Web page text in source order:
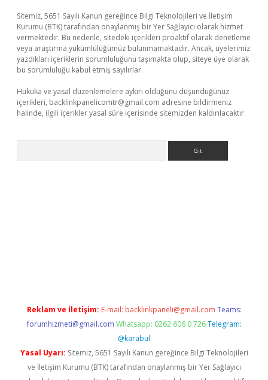
Sitemiz, 5651 Sayılı Kanun gereğince Bilgi Teknolojileri ve İletişim
Kurumu (BTK) tarafından onaylanmış bir Yer Sağlayıcı olarak hizmet
vermektedir. Bu nedenle, sitedeki içerikleri proaktif olarak denetleme
veya araştırma yükümlülüğümüz bulunmamaktadır. Ancak, üyelerimiz
yazdıkları içeriklerin sorumluluğunu taşımakta olup, siteye üye olarak
bu sorumluluğu kabul etmiş sayılırlar.
Hukuka ve yasal düzenlemelere aykırı olduğunu düşündüğünüz
içerikleri, backlinkpanelicomtr@gmail.com adresine bildirmeniz
halinde, ilgili içerikler yasal süre içerisinde sitemizden kaldırılacaktır.
Reklam ve İletişim: E-mail: backlinkpaneli@gmail.com Teams:
forumhizmeti@gmail.com Whatsapp: 0262 606 0 726 Telegram:
@karabul
Yasal Uyarı: Sitemiz, 5651 Sayılı Kanun gereğince Bilgi Teknolojileri
ve İletişim Kurumu (BTK) tarafından onaylanmış bir Yer Sağlayıcı